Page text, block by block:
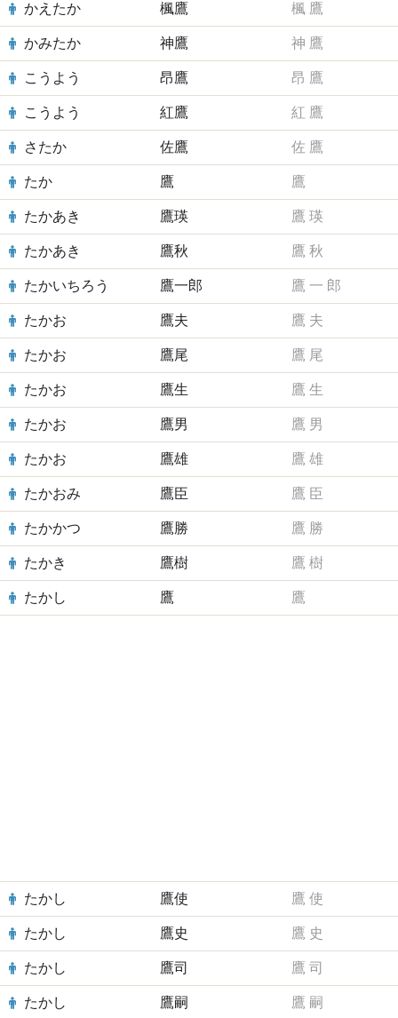
かえたか 楓鷹 楓 鷹
かみたか 神鷹 神 鷹
こうよう 昂鷹 昂 鷹
こうよう 紅鷹 紅 鷹
さたか 佐鷹 佐 鷹
たか 鷹 鷹
たかあき 鷹瑛 鷹 瑛
たかあき 鷹秋 鷹 秋
たかいちろう 鷹一郎 鷹 一 郎
たかお 鷹夫 鷹 夫
たかお 鷹尾 鷹 尾
たかお 鷹生 鷹 生
たかお 鷹男 鷹 男
たかお 鷹雄 鷹 雄
たかおみ 鷹臣 鷹 臣
たかかつ 鷹勝 鷹 勝
たかき 鷹樹 鷹 樹
たかし 鷹 鷹
たかし 鷹使 鷹 使
たかし 鷹史 鷹 史
たかし 鷹司 鷹 司
たかし 鷹嗣 鷹 嗣